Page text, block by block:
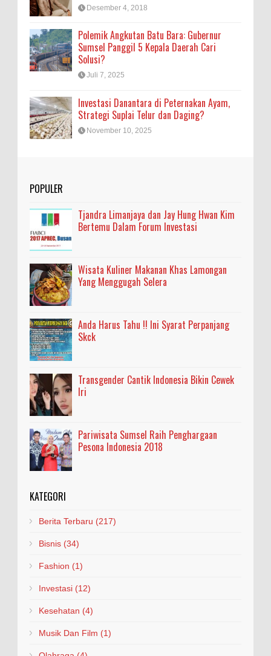
Desember 4, 2018
Polemik Angkutan Batu Bara: Gubernur
Sumsel Panggil 5 Kepala Daerah Cari
Solusi?
Juli 7, 2025
Investasi Danantara di Peternakan Ayam,
Strategi Suplai Telur dan Daging?
November 10, 2025
POPULER
Tjandra Limanjaya dan Jay Hung Hwan Kim
Bertemu Dalam Forum Investasi
Wisata Kuliner Makanan Khas Lamongan
Yang Menggugah Selera
Anda Harus Tahu !! Ini Syarat Perpanjang
Skck
Transgender Cantik Indonesia Bikin Cewek
Iri
Pariwisata Sumsel Raih Penghargaan
Pesona Indonesia 2018
KATEGORI
Berita Terbaru (217)
Bisnis (34)
Fashion (1)
Investasi (12)
Kesehatan (4)
Musik Dan Film (1)